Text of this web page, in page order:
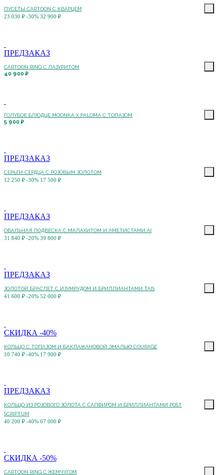
ПУСЕТЫ CARTOON С КВАРЦЕМ
23 030 ₽ -30% 32 900 ₽
ПРЕДЗАКАЗ
CARTOON RING С ЛАЗУРИТОМ
40 900 ₽
ГОЛУБОЕ БЛЮДЦЕ MOONKA X PALOMA С ТОПАЗОМ
5 900 ₽
ПРЕДЗАКАЗ
СЕРЬГИ-СЕРДЦА С РОЗОВЫМ ЗОЛОТОМ
12 250 ₽ -30% 17 500 ₽
ПРЕДЗАКАЗ
ОВАЛЬНАЯ ПОДВЕСКА С МАЛАХИТОМ И АМЕТИСТАМИ AI
31 840 ₽ -20% 39 800 ₽
ПРЕДЗАКАЗ
ЗОЛОТОЙ БРАСЛЕТ С ИЗУМРУДОМ И БРИЛЛИАНТАМИ TAIS
41 600 ₽ -20% 52 000 ₽
СКИДКА -40%
КОЛЬЦО С ТОПАЗОМ И БАКЛАЖАНОВОЙ ЭМАЛЬЮ COURAGE
10 740 ₽ -40% 17 900 ₽
ПРЕДЗАКАЗ
КОЛЬЦО ИЗ РОЗОВОГО ЗОЛОТА С САПФИРОМ И БРИЛЛИАНТАМИ POST
SCRIPTUM
40 200 ₽ -40% 67 000 ₽
СКИДКА -50%
CARTOON RING С ЖЕМЧУГОМ